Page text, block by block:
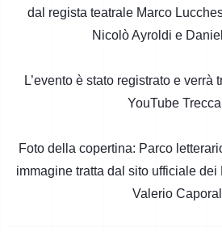
dal regista teatrale Marco
Nicolò Ayroldi e
L’evento è stato registrato e verrà
YouTube
Foto della copertina: Parco
immagine tratta dal sito ufficiale dei
Valerio